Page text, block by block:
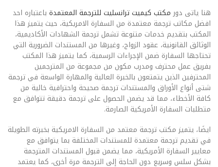
هنا ياتى دورمكتب كيميت ترانسليت للترجمة المعتمدة باعتباره احد
افضل مكاتب ترجمة معتمدة من السفارة الامريكية، حيث يتميز هذا
المكتب بتقديم خدمات متنوعة تشمل ترجمة الشهادات الأكاديمية،
الوثائق القانونية، عقود الزواج، وغيرها من المستندات الضرورية التي
تحتاجها السفارة ضمن الإجراءات الرسمية، كما يتميز هذا المكتب
بفريق عمل محترف ومدرب مكون من مجموعة من المترجمين
المحترفين الذين يتمتعون بالخبرة العالية والمهارة الواسعة في ترجمة
شتى أنواع الأوراق والمستندات ترجمة صحيحة واحترافية خالية من
كافة الأخطاء، مما قد يضمن الحصول على ترجمة دقيقة تتوافق مع
متطلبات السفارة الأمريكية الصارمة.
ايضَا، يتميز مكتب ترجمة معتمد من السفارة الامريكية بخبرته الطويلة
في تقديم ترجمة معتمدة للمستندات المختلفة بما يتوافق مع
معايير السفارة الأمريكية، مما يضمن قبول المستندات المترجمة
بشكل سلس وسريع دون الحاجة إلى الترجمة مرة أخرى، كما يعتمد